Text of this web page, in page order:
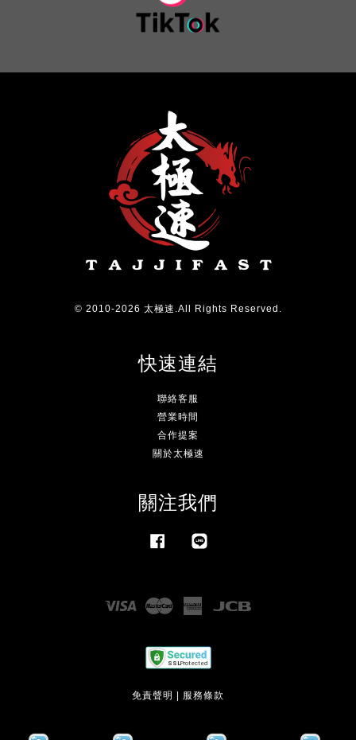
© 2010-2026 太極速.All Rights Reserved.
快速連結
聯絡客服
營業時間
合作提案
關於太極速
關注我們
Facebook
Visa Master
American
免責聲明 服務條款